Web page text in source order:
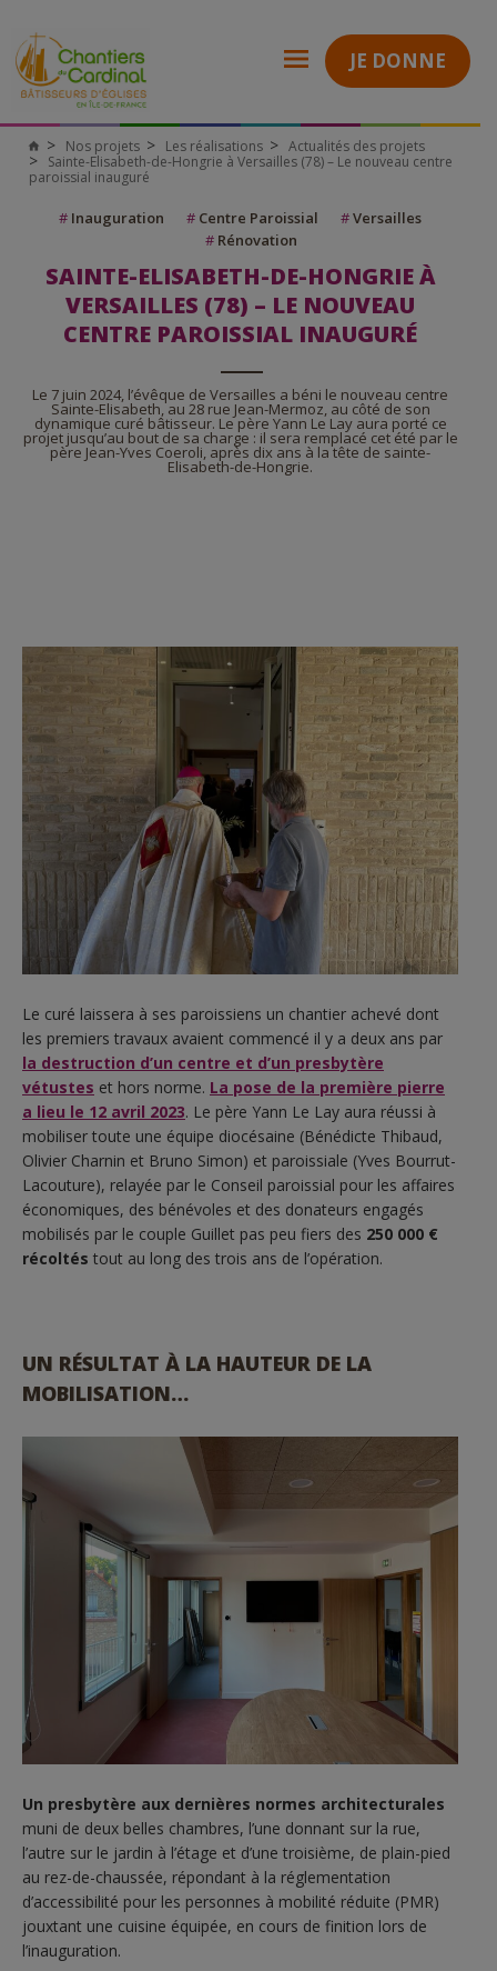
JE DONNE
Nos projets Les réalisations
Actualités des projets
Sainte-Elisabeth-de-Hongrie à Versailles (78) – Le nouveau centre
paroissial inauguré
# Inauguration # Centre Paroissial #Versailles
# Rénovation
SAINTE-ELISABETH-DE-HONGRIE À
VERSAILLES (78) – LE NOUVEAU
CENTRE PAROISSIAL INAUGURÉ
Le 7 juin 2024, l’évêque de Versailles a béni le nouveau centre
Sainte-Elisabeth, au 28 rue Jean-Mermoz, au côté de son
dynamique curé bâtisseur. Le père Yann Le Lay aura porté ce
projet jusqu’au bout de sa charge : il sera remplacé cet été par le
père Jean-Yves Coeroli, après dix ans à la tête de sainte-
Elisabeth-de-Hongrie.
Le curé laissera à ses paroissiens un chantier achevé dont
les premiers travaux avaient commencé il y a deux ans par
la destruction d’un centre et d’un presbytère
vétustes et hors norme. La pose de la première pierre
a lieu le 12 avril 2023. Le père Yann Le Lay aura réussi à
mobiliser toute une équipe diocésaine (Bénédicte Thibaud,
Olivier Charnin et Bruno Simon) et paroissiale (Yves Bourrut-
Lacouture), relayée par le Conseil paroissial pour les affaires
économiques, des bénévoles et des donateurs engagés
mobilisés par le couple Guillet pas peu fiers des 250 000 €
récoltés tout au long des trois ans de l’opération.
UN RÉSULTAT À LA HAUTEUR DE LA
MOBILISATION…
Un presbytère aux dernières normes architecturales
muni de deux belles chambres, l’une donnant sur la rue,
l’autre sur le jardin à l’étage et d’une troisième, de plain-pied
au rez-de-chaussée, répondant à la réglementation
d’accessibilité pour les personnes à mobilité réduite (PMR)
jouxtant une cuisine équipée, en cours de finition lors de
l’inauguration.